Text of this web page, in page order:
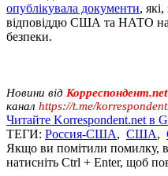
опублікувала документи,
відповіддю США та НАТО на
безпеки.
Новини від Корреспондент.net
канал https://t.me/
Читайте Korrespondent.net в
ТЕГИ: Россия-США, США,
Якщо ви помітили помилку,
натисніть Ctrl + Enter, щоб